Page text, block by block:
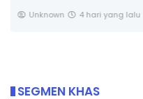
Unknown 5 hari yang lalu
SEGMEN KHAS